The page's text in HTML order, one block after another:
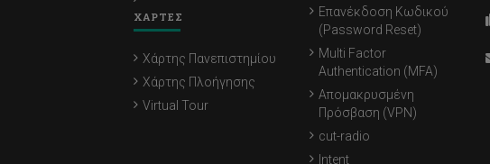
ΧΑΡΤΕΣ
Χάρτης Πανεπιστημίου
Χάρτης Πλοήγησης
Virtual Tour
Επανέκδοση Κωδικού
(Password Reset)
Multi Factor
Authentication (MFA)
Απομακρυσμένη
Πρόσβαση (VPN)
cut-radio
Intent